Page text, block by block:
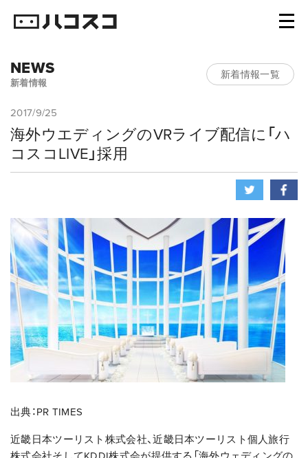
NEWS
新着情報
新着情報一覧
2017/9/25
海外ウエディングのVRライブ配信に「ハ
コスコLIVE」採用
出典：PR TIMES
近畿日本ツーリスト株式会社、近畿日本ツーリスト個人旅行